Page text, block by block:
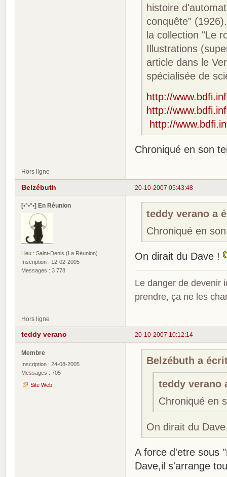
histoire
conquête"
la collection "Le
Illustrations
article dans le
spécialisée de
http://
http://
http://
Chroniqué en son
Hors ligne
20-10-2007 05:43:48
Belzébuth
[•°•°•] En Réunion
Lieu : Saint-Denis (La Réunion)
Inscription : 12-02-2005
Messages : 3 778
teddy verano a
Chroniqué en
On dirait du Dave !
Le danger de devenir
prendre, ça ne les
Hors ligne
20-10-2007 10:12:14
teddy verano
Membre
Inscription : 24-08-2005
Messages : 705
Site Web
Belzébuth a
teddy verano
Chroniqué en
On dirait du
A force d'etre sous
Dave,il s'arrange